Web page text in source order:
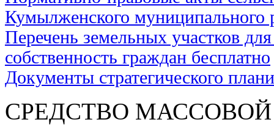
Кумылженского муниципального
Перечень земельных участков
собственность граждан бесплатно
Документы стратегического
СРЕДСТВО